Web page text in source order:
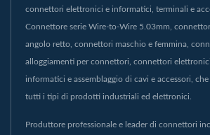
connettori elettronici e informatici, terminali e
Connettore serie Wire-to-Wire 5.03mm,
angolo retto, connettori maschio e femmina,
alloggiamenti per connettori, connettori
informatici e assemblaggio di cavi e accessori,
tutti i tipi di prodotti industriali ed elettronici.
Produttore professionale e leader di connettori